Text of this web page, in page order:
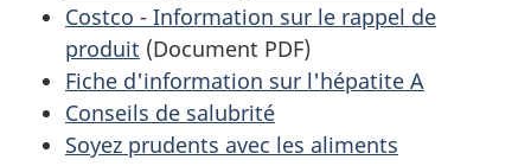
Costco - Information sur le rappel de
produit (Document PDF)
Fiche d'information sur l'hépatite A
Conseils de salubrité
Soyez prudents avec les aliments